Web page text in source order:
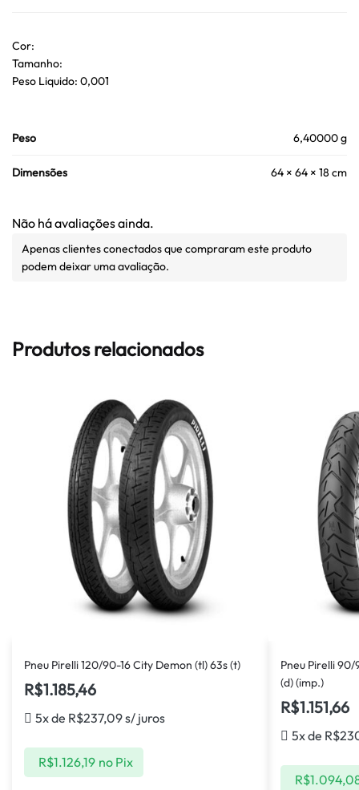
Cor:
Tamanho:
Peso Liquido: 0,001
Peso 6,40000 g
Dimensões 64 × 64 × 18 cm
Não há avaliações ainda.
Apenas clientes conectados que compraram este produto
podem deixar uma avaliação.
Produtos relacionados
Pneu Pirelli 120/90-16 City Demon (tl) 63s (t)
R$1.185,46
5x de R$237,09s/ juros
R$1.126,19 no Pix
Pneu Pirelli
(d) (imp.)
R$1.151,66
5x de R$
R$